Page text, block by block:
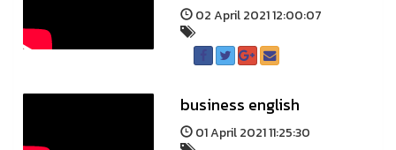
02 April 2021 12:00:07
business english
01 April 2021 11:25:30